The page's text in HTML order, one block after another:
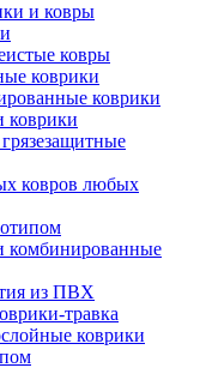
и ковры
ковры
коврики
коврики
коврики
ковров любых
комбинированные
из ПВХ
травка
коврики